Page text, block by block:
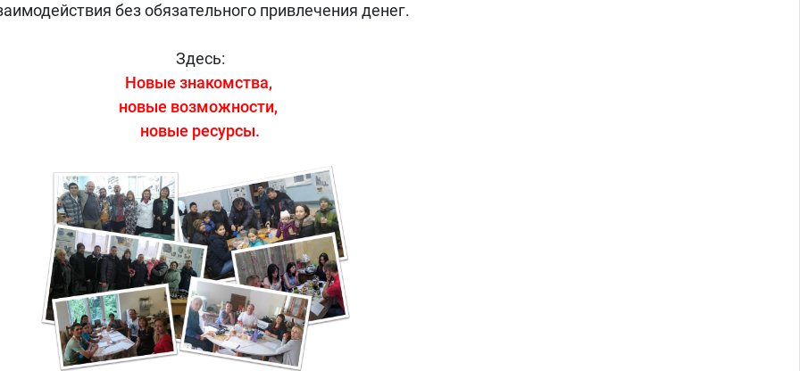
без обязательного привлечения денег.
Здесь:
Новые знакомства,
новые возможности,
новые ресурсы.